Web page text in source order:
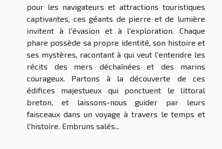
pour les navigateurs et attractions touristiques
captivantes, ces géants de pierre et de lumière
invitent à l'évasion et à l'exploration. Chaque
phare possède sa propre identité, son histoire et
ses mystères, racontant à qui veut l'entendre les
récits des mers déchaînées et des marins
courageux. Partons à la découverte de ces
édifices majestueux qui ponctuent le littoral
breton, et laissons-nous guider par leurs
faisceaux dans un voyage à travers le temps et
l'histoire. Embruns salés...